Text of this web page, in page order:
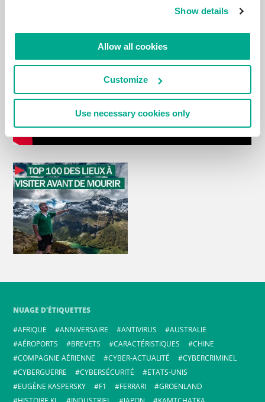
Show details
Allow all cookies
Customize
Use necessary cookies only
NUAGE D’ÉTIQUETTES
AFRIQUE
ANNIVERSAIRE ANTIVIRUS
AUSTRALIE
AÉROPORTS
BREVETS CARACTÉRISTIQUES
CHINE
COMPAGNIE AÉRIENNE
CYBER-ACTUALITÉ
CYBERCRIMINEL
CYBERGUERRE
CYBERSÉCURITÉ
ETATS-UNIS
EUGÈNE KASPERSKY
F1 FERRARI
GROENLAND